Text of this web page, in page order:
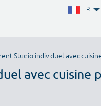
FR
Studio individuel avec cuisine
avec cuisine